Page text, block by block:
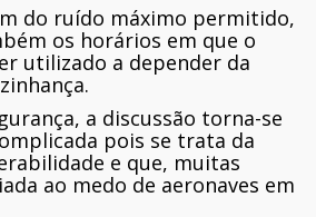
do ruído máximo permitido,
os horários em que o
utilizado a depender da
a discussão torna-se
pois se trata da
e que, muitas
ao medo de aeronaves em